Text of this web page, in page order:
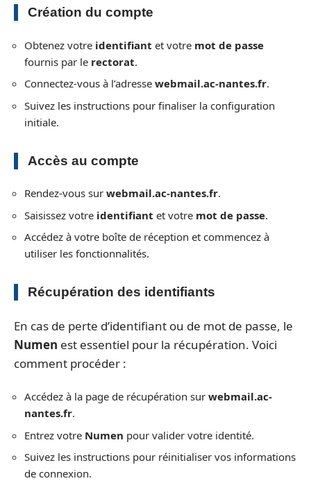
Création du compte
Obtenez votre identifiant et votre mot de passe
fournis par le rectorat.
Connectez-vous à l’adresse webmail.ac-nantes.fr.
Suivez les instructions pour finaliser la configuration
initiale.
Accès au compte
Rendez-vous sur webmail.ac-nantes.fr.
Saisissez votre identifiant et votre mot de passe.
Accédez à votre boîte de réception et commencez à
utiliser les fonctionnalités.
Récupération des identifiants
En cas de perte d’identifiant ou de mot de passe, le
Numen est essentiel pour la récupération. Voici
comment procéder :
Accédez à la page de récupération sur webmail.ac-
nantes.fr.
Entrez votre Numen pour valider votre identité.
Suivez les instructions pour réinitialiser vos informations
de connexion.